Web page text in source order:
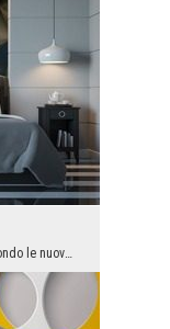
Se desideri organizzare il tuo interno secondo le nuove tendenze, il carta da parati unico con un...